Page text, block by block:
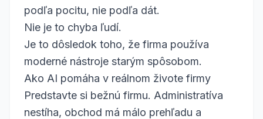
podľa pocitu, nie podľa dát.
Nie je to chyba ľudí.
Je to dôsledok toho, že firma používa
moderné nástroje starým spôsobom.
Ako AI pomáha v reálnom živote firmy
Predstavte si bežnú firmu. Administratíva
nestíha, obchod má málo prehľadu a